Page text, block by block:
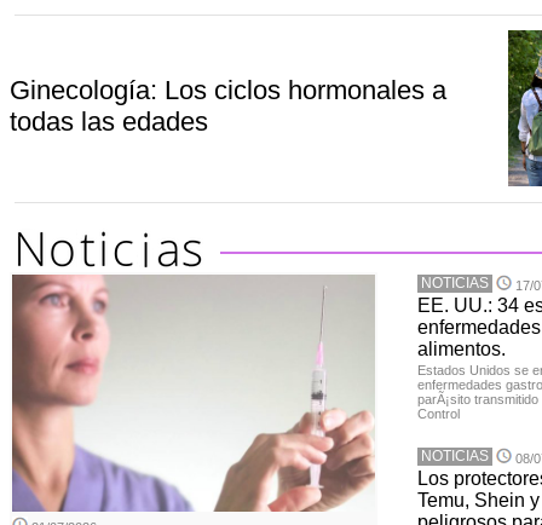
Ginecología: Los ciclos hormonales a
todas las edades
NOTICIAS 17/
EE. UU.: 34
alimentos.
Estados Unidos se
enfermedades
parÃ¡sito
Control
NOTICIAS 08/
Los
Temu, Shein